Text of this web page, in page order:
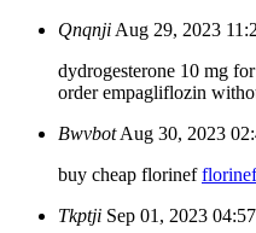
Qnqnji Aug 29, 2023
dydrogesterone 10 mg
order empagliflozin
Bwvbot Aug 30, 2023
buy cheap florinef
Tkptji Sep 01, 2023